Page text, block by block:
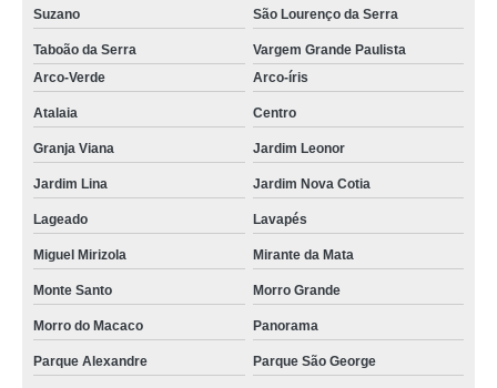
Suzano São Lourenço da Serra
Taboão da Serra
Vargem Grande Paulista
Arco-Verde
Arco-íris
Atalaia Centro
Granja Viana Jardim Leonor
Jardim Lina Jardim Nova Cotia
Lageado Lavapés
Miguel Mirizola Mirante da Mata
Monte Santo Morro Grande
Morro do Macaco Panorama
Parque Alexandre Parque São George